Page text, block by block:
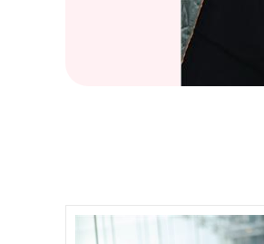
/25)紀錄片"